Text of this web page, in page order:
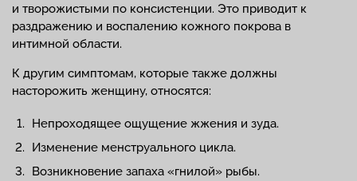
и творожистыми по консистенции. Это приводит к
раздражению и воспалению кожного покрова в
интимной области.
К другим симптомам, которые также должны
насторожить женщину, относятся:
Непроходящее ощущение жжения и зуда.
Изменение менструального цикла.
Возникновение запаха «гнилой» рыбы.